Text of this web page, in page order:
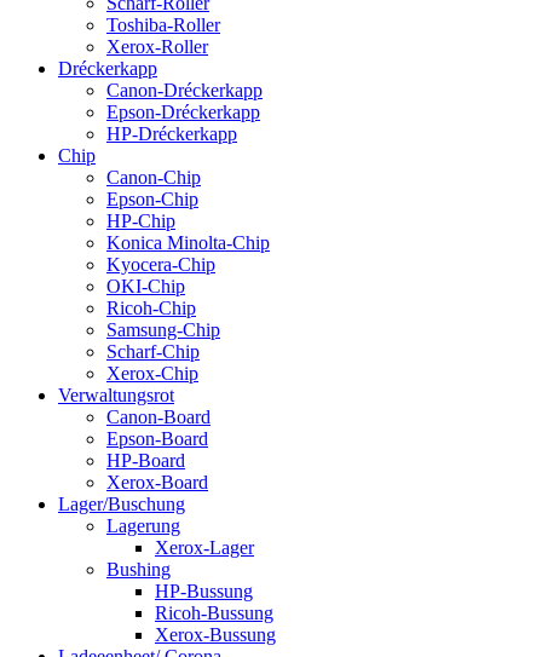
Toshiba-Roller
Xerox-Roller
Dréckerkapp
Canon-Dréckerkapp
Epson-Dréckerkapp
HP-Dréckerkapp
Chip
Canon-Chip
Epson-Chip
HP-Chip
Konica Minolta-Chip
Kyocera-Chip
OKI-Chip
Ricoh-Chip
Samsung-Chip
Scharf-Chip
Xerox-Chip
Verwaltungsrot
Canon-Board
Epson-Board
HP-Board
Xerox-Board
Lager/Buschung
Lagerung
Xerox-Lager
Bushing
HP-Bussung
Ricoh-Bussung
Xerox-Bussung